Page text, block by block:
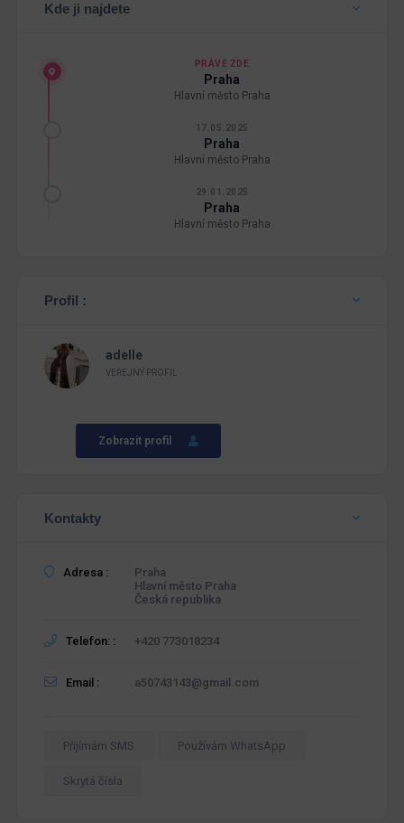
Kde ji najdete
PRÁVĚ ZDE
Praha
Hlavní město Praha
17.05.2025
Praha
Hlavní město Praha
29.01.2025
Praha
Hlavní město Praha
Profil :
adelle
VEŘEJNÝ PROFIL
Zobrazit profil
Kontakty
Adresa :
Praha
Hlavní město Praha
Česká republika
Telefon: : +420 773018234
Email : a50743143@gmail.com
Přijímám SMS Používám WhatsApp
Skrytá čísla